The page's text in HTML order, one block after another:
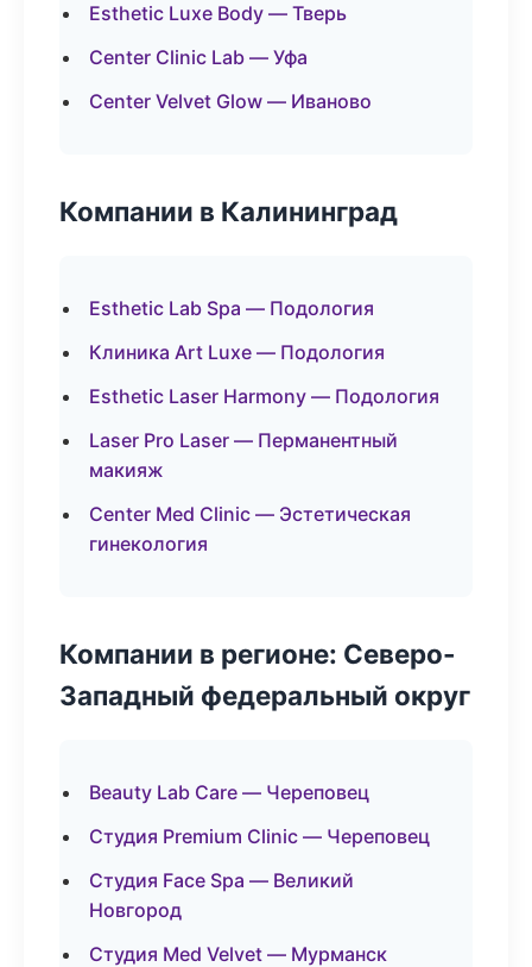
Esthetic Luxe Body — Тверь
Center Clinic Lab — Уфа
Center Velvet Glow — Иваново
Компании в Калининград
Esthetic Lab Spa — Подология
Клиника Art Luxe — Подология
Esthetic Laser Harmony — Подология
Laser Pro Laser — Перманентный
макияж
Center Med Clinic — Эстетическая
гинекология
Компании в регионе: Северо-
Западный федеральный округ
Beauty Lab Care — Череповец
Студия Premium Clinic — Череповец
Студия Face Spa — Великий
Новгород
Студия Med Velvet — Мурманск